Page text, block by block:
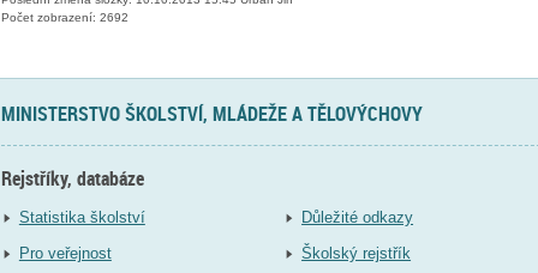
Počet zobrazení: 2692
MINISTERSTVO ŠKOLSTVÍ, MLÁDEŽE A TĚLOVÝCHOVY
Rejstříky, databáze
Statistika školství
Pro veřejnost
Důležité odkazy
Školský rejstřík